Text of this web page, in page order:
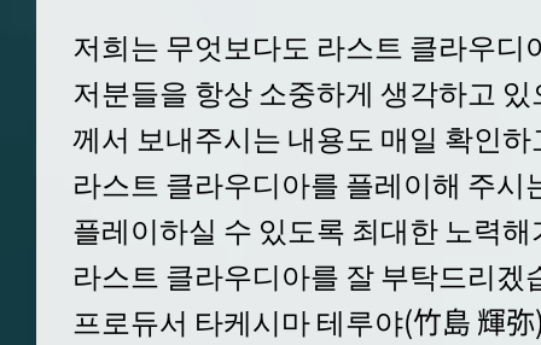
저희는 무엇보다도 라스트 클라우디
저분들을 항상 소중하게 생각하고
께서 보내주시는 내용도 매일 확인
라스트 클라우디아를 플레이해 주
플레이하실 수 있도록 최대한 노력
라스트 클라우디아를 잘 부탁드리겠
프로듀서 타케시마 테루야(竹島 輝